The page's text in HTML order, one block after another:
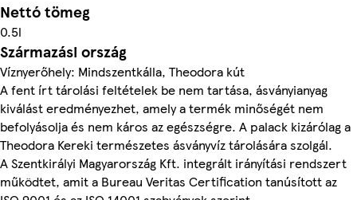
Nettó tömeg
0.5l
Származási ország
Víznyerőhely: Mindszentkálla, Theodora kút
A fent írt tárolási feltételek be nem tartása, ásványianyag
kiválást eredményezhet, amely a termék minőségét nem
befolyásolja és nem káros az egészségre. A palack kizárólag a
Theodora Kereki természetes ásványvíz tárolására szolgál.
A Szentkirályi Magyarország Kft. integrált irányítási rendszert
működtet, amit a Bureau Veritas Certification tanúsított az